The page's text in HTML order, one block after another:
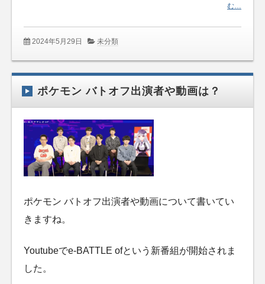
む…
2024年5月29日 未分類
ポケモン バトオフ出演者や動画は？
ポケモン バトオフ出演者や動画について書いてい
きますね。
Youtubeでe-BATTLE ofという新番組が開始されま
した。